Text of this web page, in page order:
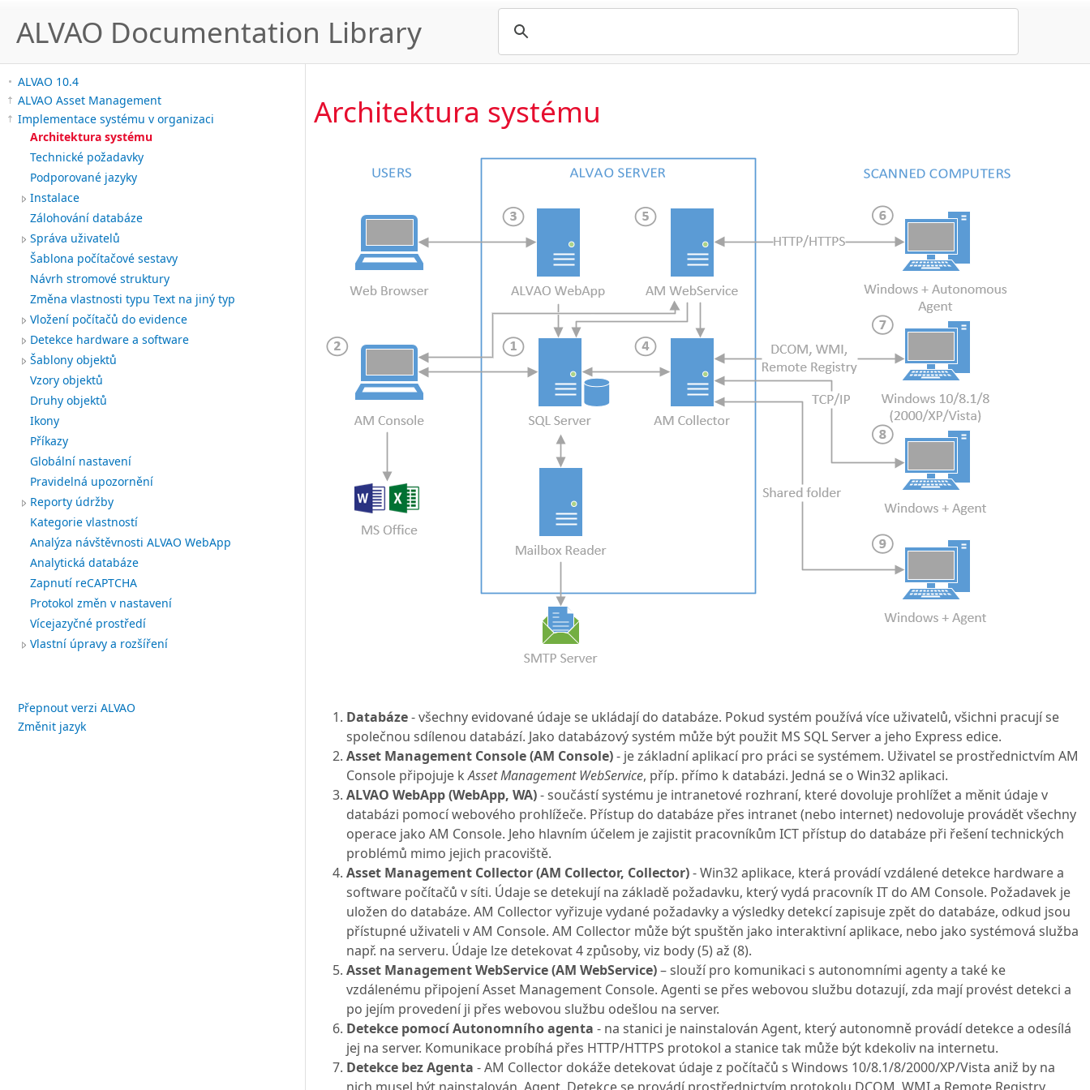
ALVAO Documentation Library
ALVAO 10.4
ALVAO Asset Management
Implementace systému v organizaci
Architektura systému
Technické požadavky
Podporované jazyky
Instalace
Zálohování databáze
Správa uživatelů
Šablona počítačové sestavy
Návrh stromové struktury
Změna vlastnosti typu Text na jiný typ
Vložení počítačů do evidence
Detekce hardware a software
Šablony objektů
Vzory objektů
Druhy objektů
Ikony
Příkazy
Globální nastavení
Pravidelná upozornění
Reporty údržby
Kategorie vlastností
Analýza návštěvnosti ALVAO WebApp
Analytická databáze
Zapnutí reCAPTCHA
Protokol změn v nastavení
Vícejazyčné prostředí
Vlastní úpravy a rozšíření
Přepnout verzi ALVAO
Změnit jazyk
Architektura systému
Databáze- všechny evidované údaje se ukládají do databáze. Pokud systém používá více uživatelů, všichni pracují se
společnou sdílenou databází. Jako databázový systém může být použit MS SQL Servera jeho Express edice.
Asset Management Console (AM Console)- je základní aplikací pro práci se systémem. Uživatel se prostřednictvím AM
Console připojuje kAsset Management WebService, příp. přímo k databázi. Jedná se o Win32 aplikaci.
ALVAO WebApp (WebApp, WA)- součástí systému je intranetové rozhraní, které dovoluje prohlížet a měnit údaje v
databázi pomocí webového prohlížeče. Přístup do databáze přes intranet (nebo internet) nedovoluje provádět všechny
operace jako AM Console. Jeho hlavním účelem je zajistit pracovníkům ICT přístup do databáze při řešení technických
problémů mimo jejich pracoviště.
Asset Management Collector (AM Collector, Collector)- Win32 aplikace, která provádí vzdálené detekce hardware a
software počítačů v síti. Údaje se detekují na základě požadavku, který vydá pracovník IT do AM Console. Požadavek je
uložen do databáze. AM Collector vyřizuje vydané požadavky a výsledky detekcí zapisuje zpět do databáze, odkud jsou
přístupné uživateli v AM Console. AM Collector může být spuštěn jako interaktivní aplikace, nebo jako systémová služba
např. na serveru. Údaje lze detekovat 4 způsoby, viz body (5) až (8).
Asset Management WebService (AM WebService)– slouží pro komunikaci s autonomními agenty a také ke
vzdálenému připojení Asset Management Console. Agenti se přes webovou službu dotazují, zda mají provést detekci a
po jejím provedení ji přes webovou službu odešlou na server.
Detekce pomocí Autonomního agenta - na stanici je nainstalován Agent, který autonomně provádí detekce a odesílá
jej na server. Komunikace probíhá přes HTTP/HTTPS protokol a stanice tak může být kdekoliv na internetu.
Detekce bez Agenta - AM Collector dokáže detekovat údaje z počítačů s Windows 10/8.1/8/2000/XP/Vista aniž by na
nich musel být nainstalován Agent. Detekce se provádí prostřednictvím protokolu DCOM, WMI a Remote Registry.